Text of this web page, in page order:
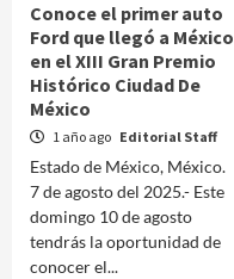
Conoce el primer auto
Ford que llegó a México
en el XIII Gran Premio
Histórico Ciudad De
México
1 año ago Editorial Staff
Estado de México, México.
7 de agosto del 2025.- Este
domingo 10 de agosto
tendrás la oportunidad de
conocer el...